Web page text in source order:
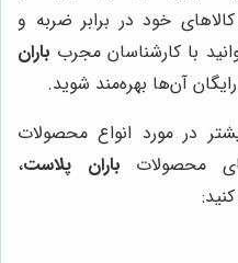
خود در برابر ضربه و
با کارشناسان مجرب باران
آن‌ها بهره‌مند شوید.
در مورد انواع محصولات
محصولات باران پلاست،